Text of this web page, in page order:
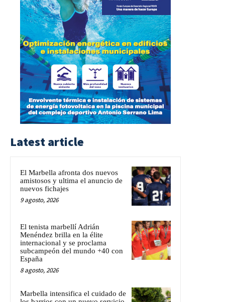
Latest article
El Marbella afronta dos nuevos
amistosos y ultima el anuncio de
nuevos fichajes
9 agosto, 2026
El tenista marbellí Adrián
Menéndez brilla en la élite
internacional y se proclama
subcampeón del mundo +40 con
España
8 agosto, 2026
Marbella intensifica el cuidado de